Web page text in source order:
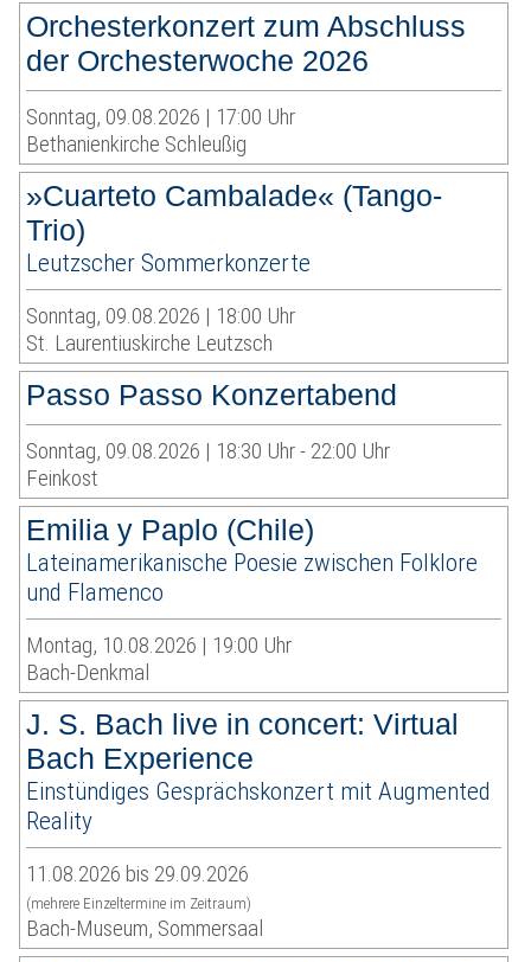
Orchesterkonzert zum Abschluss
der Orchesterwoche 2026
Sonntag, 09.08.2026 | 17:00 Uhr
Bethanienkirche Schleußig
»Cuarteto Cambalade« (Tango-
Trio)
Leutzscher Sommerkonzerte
Sonntag, 09.08.2026 | 18:00 Uhr
St. Laurentiuskirche Leutzsch
Passo Passo Konzertabend
Sonntag, 09.08.2026 | 18:30 Uhr - 22:00 Uhr
Feinkost
Emilia y Paplo (Chile)
Lateinamerikanische Poesie zwischen Folklore
und Flamenco
Montag, 10.08.2026 | 19:00 Uhr
Bach-Denkmal
J. S. Bach live in concert: Virtual
Bach Experience
Einstündiges Gesprächskonzert mit Augmented
Reality
11.08.2026 bis 29.09.2026
(mehrere Einzeltermine im Zeitraum)
Bach-Museum, Sommersaal